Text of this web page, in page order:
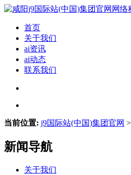
首页
关于我们
ai资讯
ai动态
联系我们
当前位置: j9国际站(中国)集团官网 >
新闻导航
关于我们